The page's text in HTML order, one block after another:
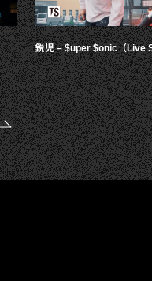
鋭児 – $uper $onic（Live